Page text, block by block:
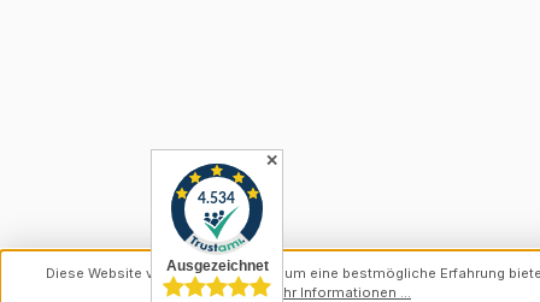
✕
Diese Website verwendet Cookies, um eine bestmögliche Erfahrung
können.Mehr Informationen ...